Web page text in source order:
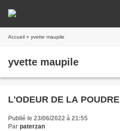
Accueil » yvette maupile
yvette maupile
L'ODEUR DE LA POUDRE
Publié le 23/06/2022 à 21:55
Par paterzan